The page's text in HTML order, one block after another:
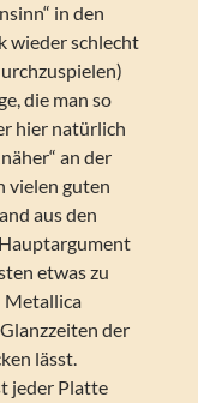
in den
wieder schlecht
die man so
hier natürlich
an der
vielen guten
aus den
etwas zu
Metallica
der
lässt.
jeder Platte